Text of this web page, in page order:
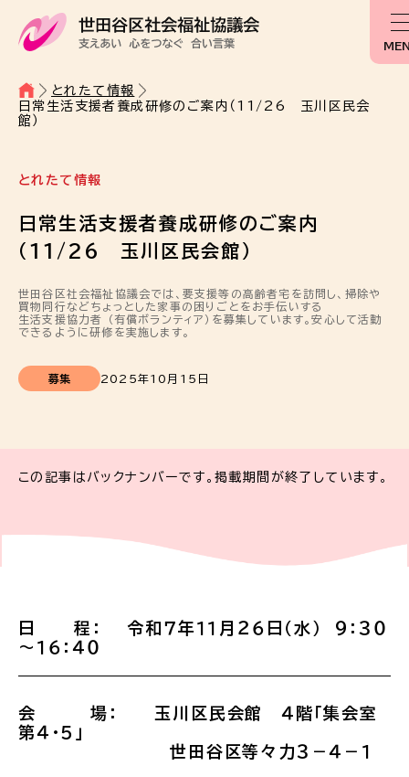
とれたて情報
日常生活支援者養成研修のご案内（11/26 玉川区民会
館）
とれたて情報
日常生活支援者養成研修のご案内
（11/26 玉川区民会館）
世田谷区社会福祉協議会では、要支援等の高齢者宅を訪問し、掃除や
買物同行などちょっとした家事の困りごとをお手伝いする
生活支援協力者 （有償ボランティア）を募集しています。安心して活動
できるように研修を実施します。
募集 2025年10月15日
この記事はバックナンバーです。掲載期間が終了しています。
日 程： 令和７年１１月２６日（水） ９：３０
～１６：４０
会 場： 玉川区民会館 ４階「集会室
第４・５」
世田谷区等々力３－４－１